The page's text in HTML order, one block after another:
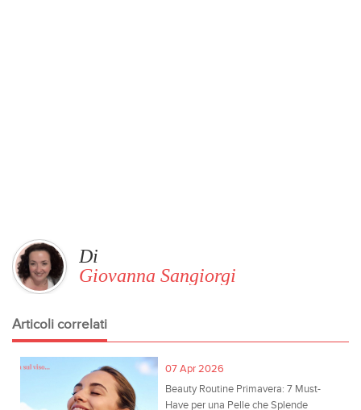
Di
Giovanna Sangiorgi
Articoli correlati
07 Apr 2026
Beauty Routine Primavera: 7 Must-
Have per una Pelle che Splende